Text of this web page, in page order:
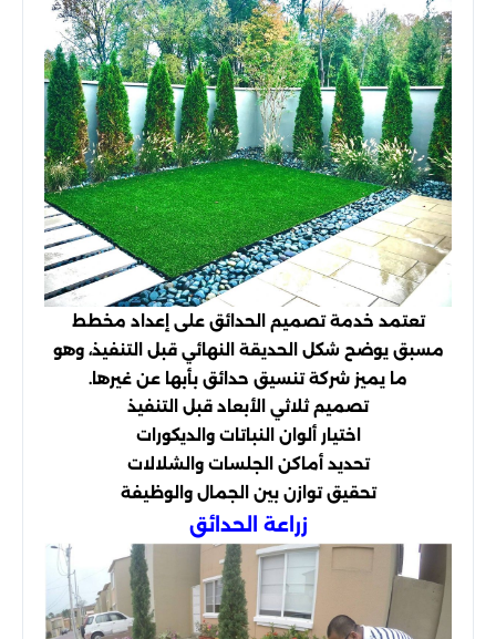
تعتمد خدمة تصميم الحدائق على إعداد مخطط
مسبق يوضح شكل الحديقة النهائي قبل التنفيذ، وهو
ما يميز شركة تنسيق حدائق بأبها عن غيرها.
تصميم ثلاثي الأبعاد قبل التنفيذ
اختيار ألوان النباتات والديكورات
تحديد أماكن الجلسات والشلالات
تحقيق توازن بين الجمال والوظيفة
زراعة الحدائق